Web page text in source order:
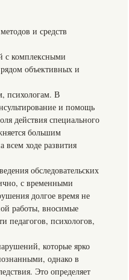
и средств
с комплексными
объективных и
психологам. В
и помощь
действия специального
большим
всем ходе развития
обследовательских
с временными
долгое время не
работы, вносимые
педагогов, психологов,
которые ярко
однако в
Это определяет